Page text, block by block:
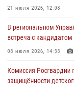
За минувшие сутки
31 июля 2026, 13:53
В Санкт-Петербурге
сотрудников
Росгвардейцы
21 июля 2026, 12:08
В региональном
встреча с кандидатом
08 июля 2026, 14:33
Комиссия Росгвардии
защищённости